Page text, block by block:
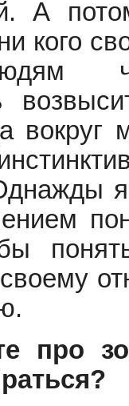
А
кого
вокруг
про